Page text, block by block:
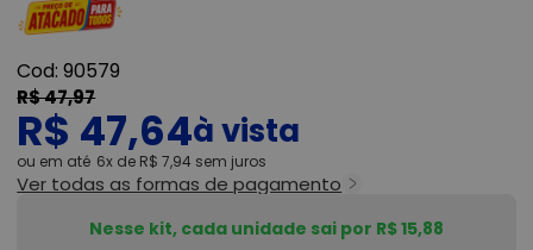
90579
R$ 47,97
R$ 47,64
ou 6x de R$ 7,94 sem juros
Ver todas as formas de pagamento
Nesse kit, cada unidade sai por R$ 15,88